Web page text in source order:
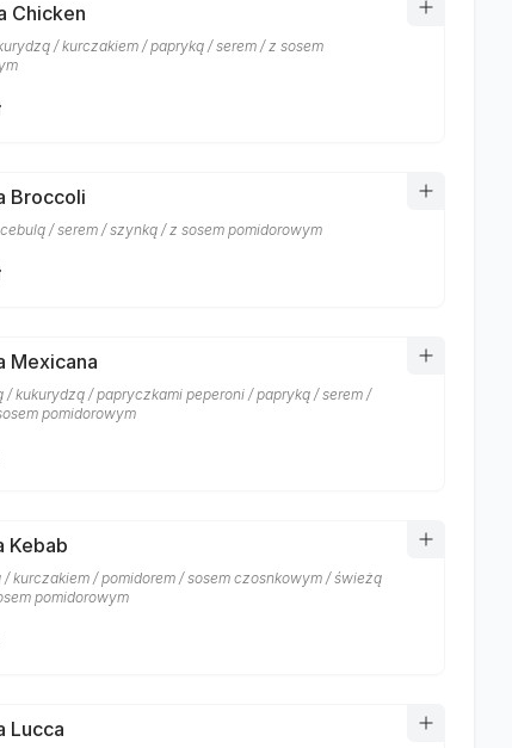
Chicken
/ kurczakiem / papryką / serem / z sosem
Broccoli
cebulą / serem / szynką / z sosem pomidorowym
Mexicana
/ kukurydzą / papryczkami peperoni / papryką / serem /
pomidorowym
Kebab
/ kurczakiem / pomidorem / sosem czosnkowym / świeżą
pomidorowym
Lucca